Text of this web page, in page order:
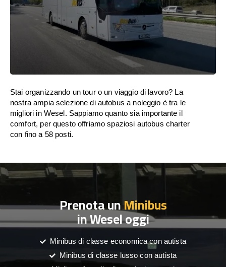
Stai organizzando un tour o un viaggio di lavoro? La
nostra ampia selezione di autobus a noleggio è tra le
migliori in Wesel. Sappiamo quanto sia importante il
comfort, per questo offriamo spaziosi autobus charter
con fino a 58 posti.
Prenota unMinibus
in Wesel oggi
Minibus di classe economica con autista
Minibus di classe lusso con autista